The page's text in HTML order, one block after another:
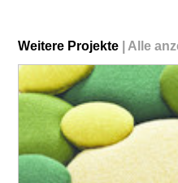
Weitere Projekte Alle